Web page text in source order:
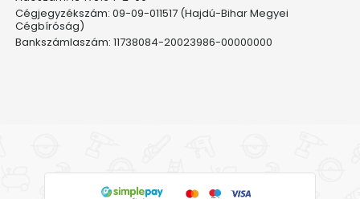
Cégjegyzékszám: 09-09-011517 (Hajdú-Bihar Megyei
Cégbíróság)
Bankszámlaszám: 11738084-20023986-00000000